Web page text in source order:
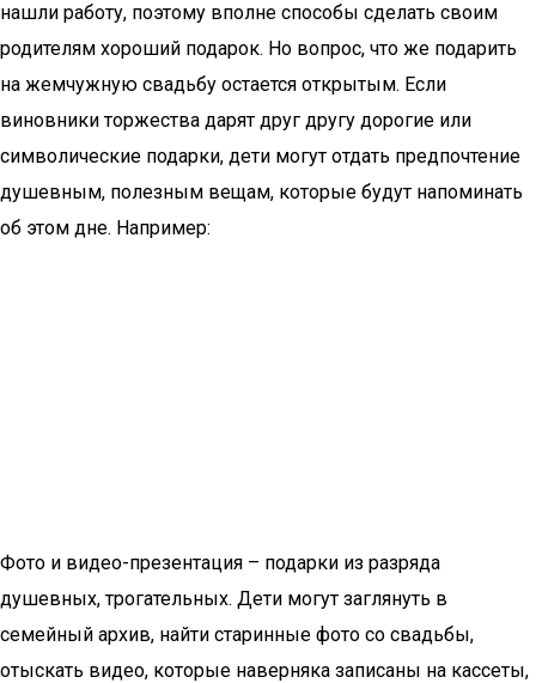
нашли работу, поэтому вполне способы сделать своим
родителям хороший подарок. Но вопрос, что же подарить
на жемчужную свадьбу остается открытым. Если
виновники торжества дарят друг другу дорогие или
символические подарки, дети могут отдать предпочтение
душевным, полезным вещам, которые будут напоминать
об этом дне. Например:
Фото и видео-презентация – подарки из разряда
душевных, трогательных. Дети могут заглянуть в
семейный архив, найти старинные фото со свадьбы,
отыскать видео, которые наверняка записаны на кассеты,